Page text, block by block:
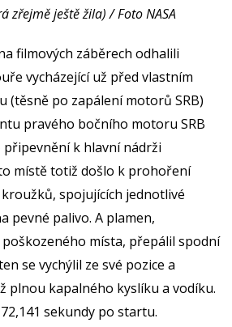
zřejmě ještě žila) / Foto NASA
filmových záběrech odhalili
vycházející už před vlastním
(těsně po zapálení motorů SRB)
pravého bočního motoru SRB
k hlavní nádrži
místě totiž došlo k prohoření
spojujících jednotlivé
pevné palivo. A plamen,
místa, přepálil spodní
se vychýlil ze své pozice a
plnou kapalného kyslíku a vodíku.
sekundy po startu.